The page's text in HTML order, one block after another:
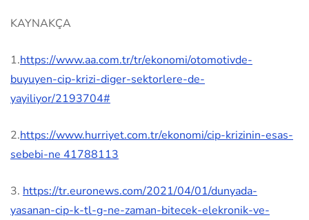
KAYNAKÇA
1.https://www.aa.com.tr/tr/ekonomi/otomotivde-
buyuyen-cip-krizi-diger-sektorlere-de-
yayiliyor/2193704#
2.https://www.hurriyet.com.tr/ekonomi/cip-krizinin-esas-
sebebi-ne 41788113
3. https://tr.euronews.com/2021/04/01/dunyada-
yasanan-cip-k-tl-g-ne-zaman-bitecek-elekronik-ve-